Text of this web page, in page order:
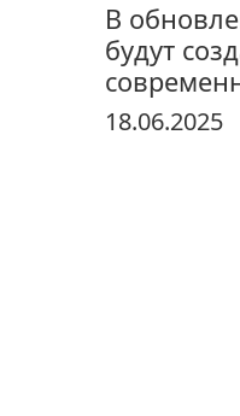
sertifikatlashtirish
В
будут
18.06.2025